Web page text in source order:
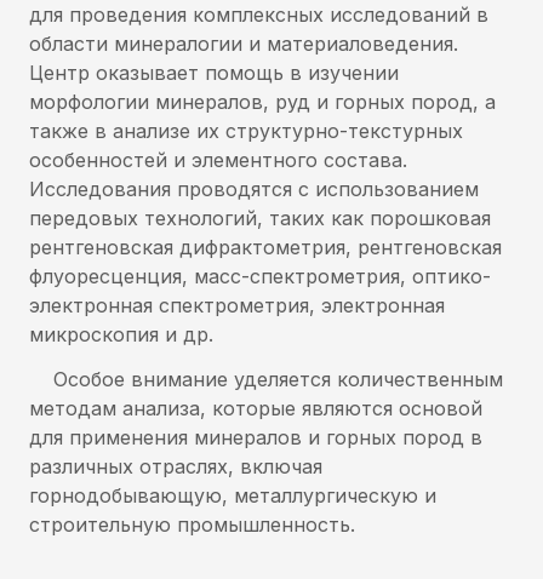
для проведения комплексных исследований в
области минералогии и материаловедения.
Центр оказывает помощь в изучении
морфологии минералов, руд и горных пород, а
также в анализе их структурно-текстурных
особенностей и элементного состава.
Исследования проводятся с использованием
передовых технологий, таких как порошковая
рентгеновская дифрактометрия, рентгеновская
флуоресценция, масс-спектрометрия, оптико-
электронная спектрометрия, электронная
микроскопия и др.
Особое внимание уделяется количественным
методам анализа, которые являются основой
для применения минералов и горных пород в
различных отраслях, включая
горнодобывающую, металлургическую и
строительную промышленность.